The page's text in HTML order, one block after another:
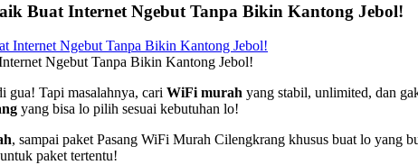
Buat Internet Ngebut Tanpa Bikin Kantong Jebol!
Ngebut Tanpa Bikin Kantong Jebol!
gua! Tapi masalahnya, cari WiFi murah yang stabil, unlimited, dan
yang bisa lo pilih sesuai kebutuhan lo!
, sampai paket Pasang WiFi Murah Cilengkrang khusus buat lo yang
paket tertentu!